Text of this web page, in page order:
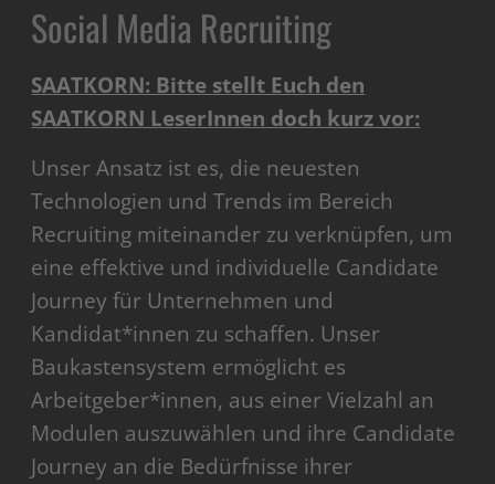
Social Media Recruiting
SAATKORN: Bitte stellt Euch den
SAATKORN LeserInnen doch kurz vor:
Unser Ansatz ist es, die neuesten
Technologien und Trends im Bereich
Recruiting miteinander zu verknüpfen, um
eine effektive und individuelle Candidate
Journey für Unternehmen und
Kandidat*innen zu schaffen. Unser
Baukastensystem ermöglicht es
Arbeitgeber*innen, aus einer Vielzahl an
Modulen auszuwählen und ihre Candidate
Journey an die Bedürfnisse ihrer